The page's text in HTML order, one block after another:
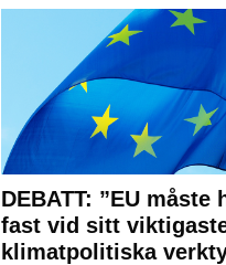
DEBATT: ”EU måste
fast vid sitt
klimatpolitiska